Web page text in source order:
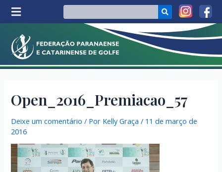
Open_2016_Premiacao_57
Deixe um comentário / Por Kelly Graça / 11 de março de
2016